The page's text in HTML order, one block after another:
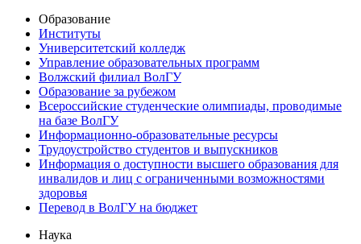
Образование
Институты
Университетский колледж
Управление образовательных программ
Волжский филиал ВолГУ
Образование за рубежом
Всероссийские студенческие олимпиады, проводимые
на базе ВолГУ
Информационно-образовательные ресурсы
Трудоустройство студентов и выпускников
Информация о доступности высшего образования для
инвалидов и лиц с ограниченными возможностями
здоровья
Перевод в ВолГУ на бюджет
Наука